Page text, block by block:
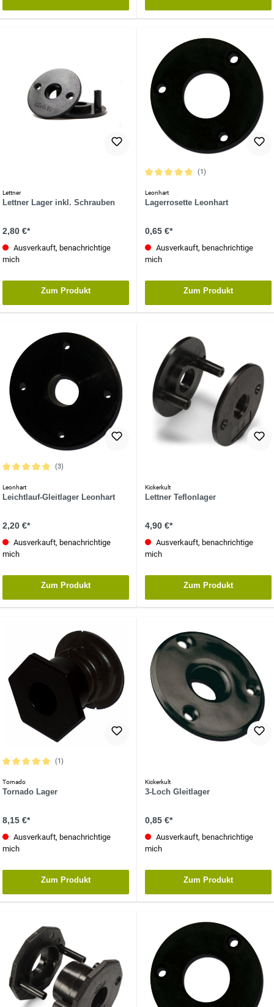
Lettner
Lettner Lager inkl. Schrauben
2,80 €*
Ausverkauft, benachrichtige
mich
Zum Produkt
(1)
Leonhart
Lagerrosette Leonhart
0,65 €*
Ausverkauft, benachrichtige
mich
Zum Produkt
(3)
Leonhart
Leichtlauf-Gleitlager Leonhart
2,20 €*
Ausverkauft, benachrichtige
mich
Zum Produkt
Kickerkult
Lettner Teflonlager
4,90 €*
Ausverkauft, benachrichtige
mich
Zum Produkt
(1)
Tornado
Tornado Lager
8,15 €*
Ausverkauft, benachrichtige
mich
Zum Produkt
Kickerkult
3-Loch Gleitlager
0,85 €*
Ausverkauft, benachrichtige
mich
Zum Produkt